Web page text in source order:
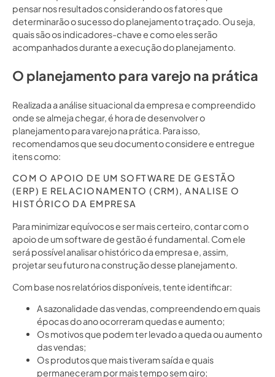
pensar nos resultados considerando os fatores que
determinarão o sucesso do planejamento traçado. Ou seja,
quais são os indicadores-chave e como eles serão
acompanhados durante a execução do planejamento.
O planejamento para varejo na prática
Realizada a análise situacional da empresa e compreendido
onde se almeja chegar, é hora de desenvolver o
planejamento para varejo na prática. Para isso,
recomendamos que seu documento considere e entregue
itens como:
COM O APOIO DE UM SOFTWARE DE GESTÃO
(ERP) E RELACIONAMENTO (CRM), ANALISE O
HISTÓRICO DA EMPRESA
Para minimizar equívocos e ser mais certeiro, contar com o
apoio de um software de gestão é fundamental. Com ele
será possível analisar o histórico da empresa e, assim,
projetar seu futuro na construção desse planejamento.
Com base nos relatórios disponíveis, tente identificar:
A sazonalidade das vendas, compreendendo em quais
épocas do ano ocorreram quedas e aumento;
Os motivos que podem ter levado a queda ou aumento
das vendas;
Os produtos que mais tiveram saída e quais
permaneceram por mais tempo sem giro;